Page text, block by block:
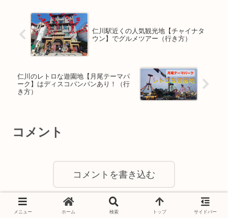
仁川駅近くの人気観光地【チャイナタ
ウン】でグルメツアー（行き方）
仁川のレトロな遊園地【月尾テーマパ
ーク】はディスコパンパンあり！（行
き方）
コメント
コメントを書き込む
メニュー ホーム 検索 トップ サイドバー